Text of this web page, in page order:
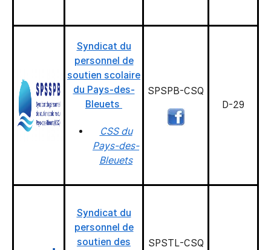
Syndicat du
personnel de
soutien scolaire
du Pays-des-
Bleuets
CSS du
Pays-des-
Bleuets
SPSPB-CSQ
D-29
Syndicat du
personnel de
soutien des
SPSTL-CSQ